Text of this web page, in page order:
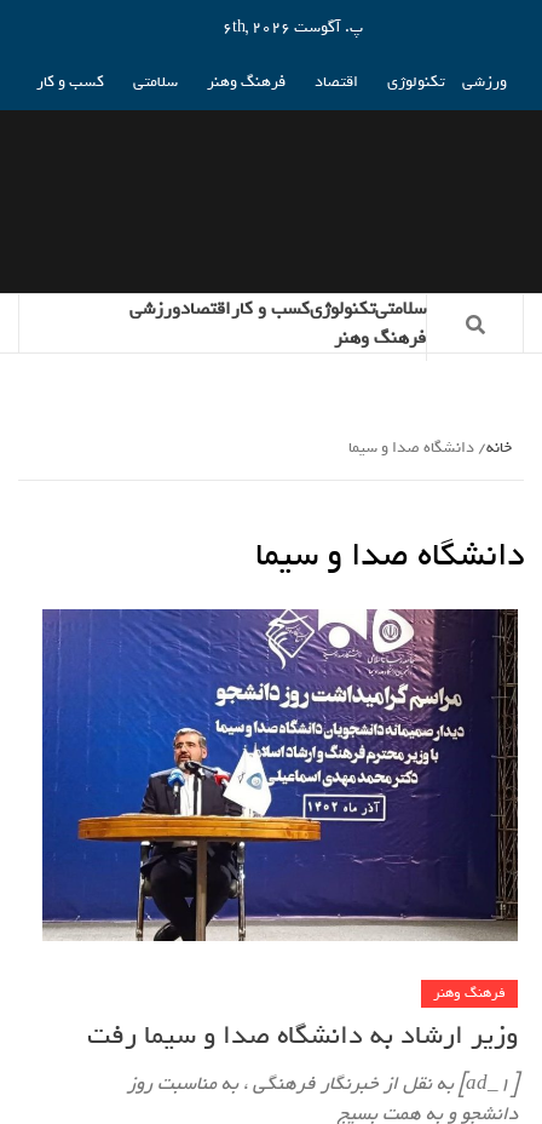
پ. آگوست 6th, 2026
ورزشی تکنولوژی اقتصاد فرهنگ وهنر سلامتی کسب و کار
سلامتیتکنولوژیکسب و کاراقتصادورزشی
فرهنگ وهنر
خانه دانشگاه صدا و سیما
دانشگاه صدا و سیما
فرهنگ وهنر
وزیر ارشاد به دانشگاه صدا و سیما رفت
[ad_1] به نقل از خبرنگار فرهنگی ، به مناسبت روز
دانشجو و به همت بسیج